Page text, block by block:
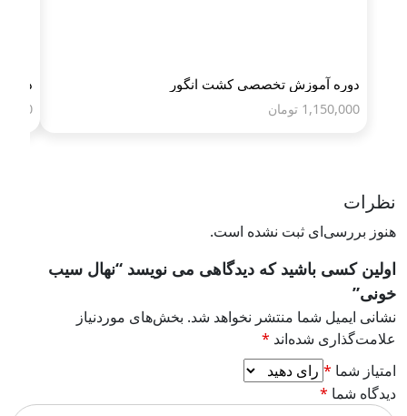
دوره آموزش تخصصی کشت انگور
1,150,000 تومان
نظرات
هنوز بررسی‌ای ثبت نشده است.
اولین کسی باشید که دیدگاهی می نویسد “نهال سیب
خونی”
نشانی ایمیل شما منتشر نخواهد شد. بخش‌های موردنیاز
علامت‌گذاری شده‌اند *
امتیاز شما *
دیدگاه شما *